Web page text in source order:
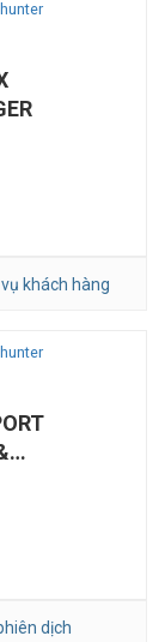
vụ khách hàng
dịch